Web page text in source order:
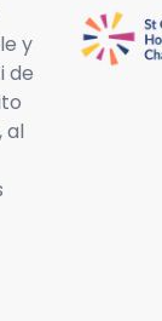
y
de
al